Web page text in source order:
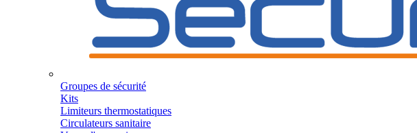
Groupes de sécurité
Kits
Limiteurs thermostatiques
Circulateurs sanitaire